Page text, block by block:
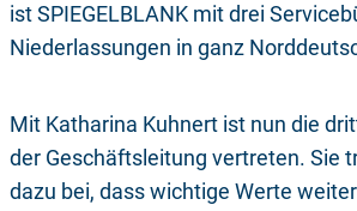
ist SPIEGELBLANK mit drei
Niederlassungen in ganz
Mit Katharina Kuhnert ist nun die
der Geschäftsleitung vertreten. Sie
dazu bei, dass wichtige Werte